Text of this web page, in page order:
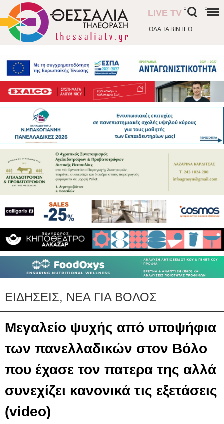
ΟΛΑ ΤΑ ΒΙΝΤΕΟ
LIVE TV
- -
ΕΙΔΗΣΕΙΣ, ΝΕΑ ΓΙΑ ΒΟΛΟΣ
Μεγαλείο ψυχής από υποψήφια
των πανελλαδικών στον Βόλο
που έχασε τον πατερα της αλλά
συνεχίζει κανονικά τις εξετάσεις
(video)